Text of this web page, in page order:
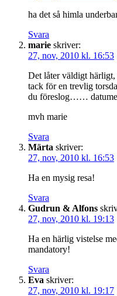
ha det så himla
Svara
marie skriver:
27, nov, 2010 kl. 16:53
Det låter väldigt
tack för en trevlig
du föreslog……
mvh marie
Svara
Märta skriver:
27, nov, 2010 kl. 16:53
Ha en mysig resa!
Svara
Gudrun & Alfons
27, nov, 2010 kl. 19:13
Ha en härlig vistelse
mandatory!
Svara
Eva skriver:
27, nov, 2010 kl. 19:17